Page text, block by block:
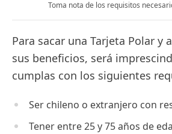
Toma nota de los requisitos
Para sacar una Tarjeta Polar y
sus beneficios, será
cumplas con los siguientes
Ser chileno o extranjero con
Tener entre 25 y 75 años de